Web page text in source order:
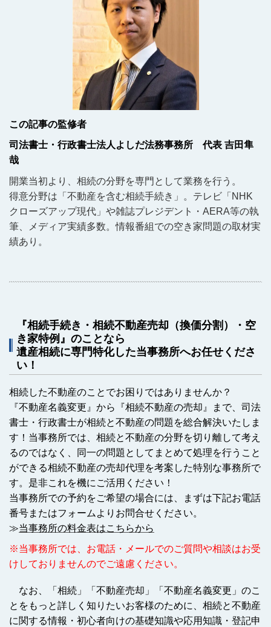
この記事の監修者
司法書士・行政書士法人よしだ法務事務所 代表 吉田隼
哉
開業当初より、相続の分野を専門として業務を行う。
得意分野は「不動産を含む相続手続き」。テレビ「NHK
クローズアップ現代」や雑誌プレジデント・AERA等の執
筆、メディア実績多数。情報番組での空き家問題の取材実
績あり。
『相続手続き・相続不動産売却（換価分割）・空
き家特例』のことなら
遺産相続に専門特化した当事務所へお任せくださ
い！
相続した不動産のことでお困りではありませんか？
『不動産名義変更』から『相続不動産の売却』まで、司法
書士・行政書士が相続と不動産の問題を総合解決いたしま
す！当事務所では、相続と不動産の分野を切り離して考え
るのではなく、同一の問題としてまとめて処理を行うこと
ができる相続不動産の売却代理を考案した特別な事務所で
す。是非これを機にご活用ください！
当事務所での予約をご希望の場合には、まずは下記お電話
番号またはフォームよりお問合せください。
≫当事務所の料金表はこちらから
※当事務所では、お電話・メールでのご質問や相談はお受
けしておりませんのでご遠慮ください。
なお、「相続」「不動産売却」「不動産名義変更」のこ
とをもっと詳しく知りたいお客様のために、相続と不動産
に関する情報・初心者向けの基礎知識や応用知識・登記申